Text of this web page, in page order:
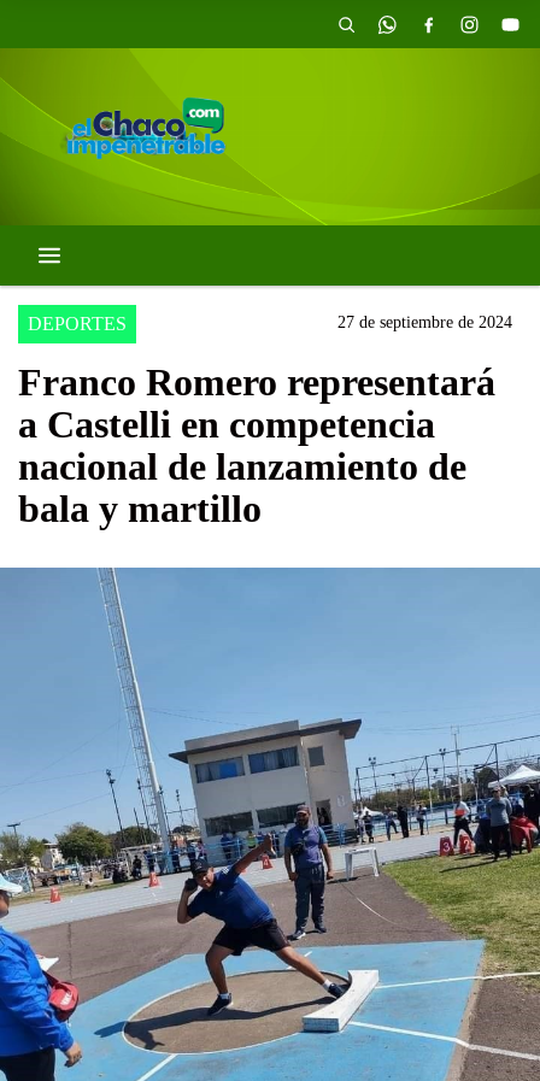
DEPORTES 27 de septiembre de 2024
Franco Romero representará
a Castelli en competencia
nacional de lanzamiento de
bala y martillo